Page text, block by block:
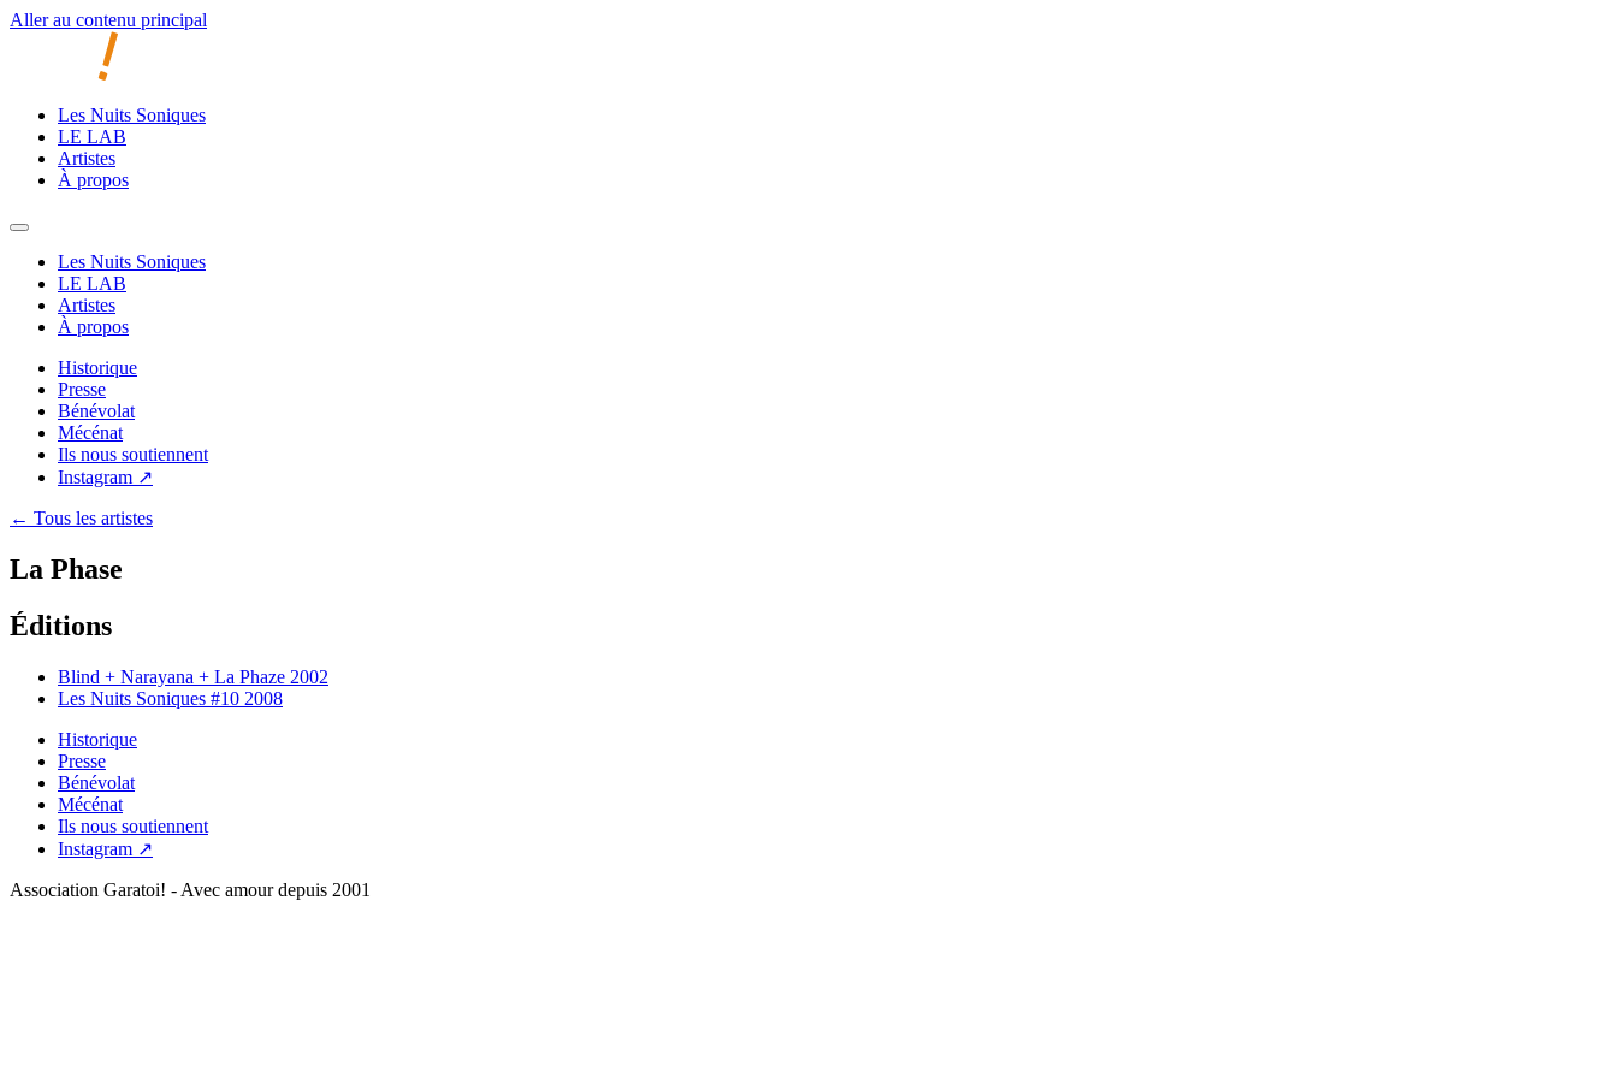
Aller au contenu principal
Les Nuits Soniques
LE LAB
Artistes
À propos
Les Nuits Soniques
LE LAB
Artistes
À propos
Historique
Presse
Bénévolat
Mécénat
Ils nous soutiennent
Instagram ↗
← Tous les artistes
La Phase
Éditions
Blind + Narayana + La Phaze 2002
Les Nuits Soniques #10 2008
Historique
Presse
Bénévolat
Mécénat
Ils nous soutiennent
Instagram ↗
Association Garatoi! - Avec amour depuis 2001